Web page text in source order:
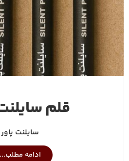
قلم
سایلنت پاور
ادامه مطلب...